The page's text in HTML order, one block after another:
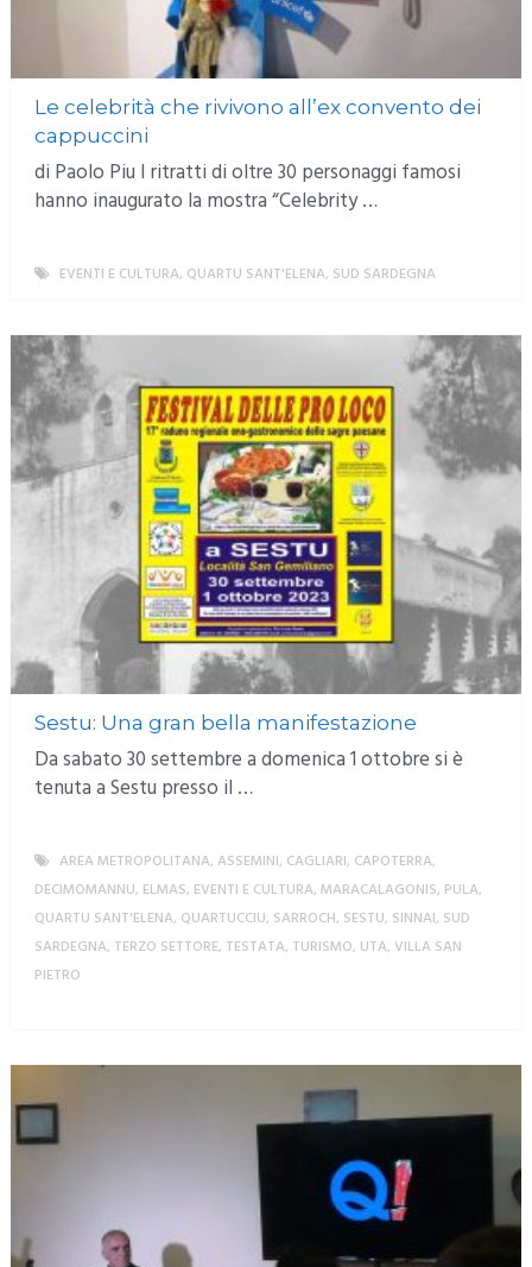
Le celebrità che rivivono all’ex convento dei
cappuccini
di Paolo Piu I ritratti di oltre 30 personaggi famosi
hanno inaugurato la mostra “Celebrity …
EVENTI E CULTURA, QUARTU SANT'ELENA, SUD SARDEGNA
Sestu: Una gran bella manifestazione
Da sabato 30 settembre a domenica 1 ottobre si è
tenuta a Sestu presso il …
AREA METROPOLITANA, ASSEMINI, CAGLIARI, CAPOTERRA,
DECIMOMANNU, ELMAS, EVENTI E CULTURA, MARACALAGONIS, PULA,
QUARTU SANT'ELENA, QUARTUCCIU, SARROCH, SESTU, SINNAI, SUD
SARDEGNA, TERZO SETTORE, TESTATA, TURISMO, UTA, VILLA SAN
PIETRO